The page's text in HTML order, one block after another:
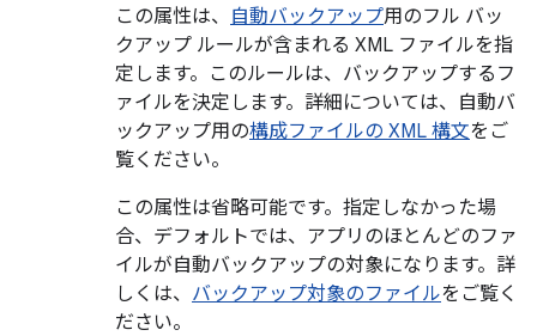
この属性は、 自動バックアップ用のフル バッ
クアップ ルールが含まれる XML ファイルを指
定します。このルールは、バックアップするフ
ァイルを決定します。詳細については、自動バ
ックアップ用の構成ファイルの XML 構文をご
覧ください。
この属性は省略可能です。指定しなかった場
合、デフォルトでは、アプリのほとんどのファ
イルが自動バックアップの対象になります。詳
しくは、 バックアップ対象のファイルをご覧く
ださい。